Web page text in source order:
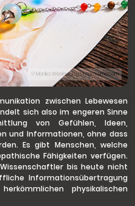
© Monika Wisniewska | Dreamstime.com
zwischen Lebewesen
sich also im engeren Sinne
von Gefühlen, Ideen,
und Informationen, ohne dass
Es gibt Menschen, welche
Fähigkeiten verfügen.
bis heute nicht
Informationsübertragung
physikalischen